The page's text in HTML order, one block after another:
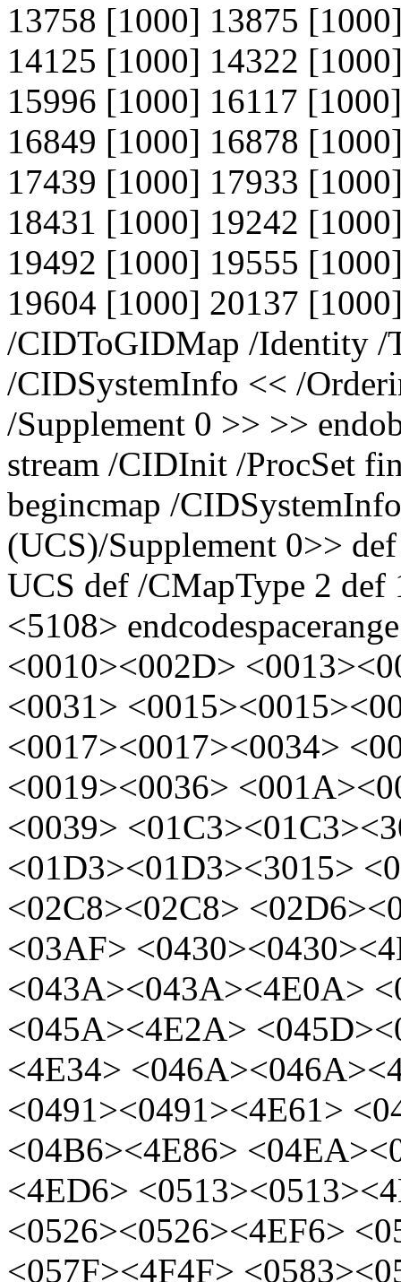
13758 [1000] 13875
14125 [1000] 14322
15996 [1000] 16117
16849 [1000] 16878
17439 [1000] 17933
18431 [1000] 19242
19492 [1000] 19555
19604 [1000] 20137
/CIDToGIDMap /Identity /
/CIDSystemInfo << /
/Supplement 0 >> >>
stream /CIDInit /ProcSet
begincmap /
(UCS)/Supplement 0>>
UCS def /CMapType 2 def
<5108>
<0010><002D>
<0031>
<0017><0017><0034>
<0019><0036>
<0039>
<01D3><01D3><3015>
<02C8><02C8>
<03AF>
<043A><043A><4E0A>
<045A><4E2A>
<4E34>
<0491><0491><4E61>
<04B6><4E86>
<4ED6>
<0526><0526><4EF6>
<057F><4F4F>